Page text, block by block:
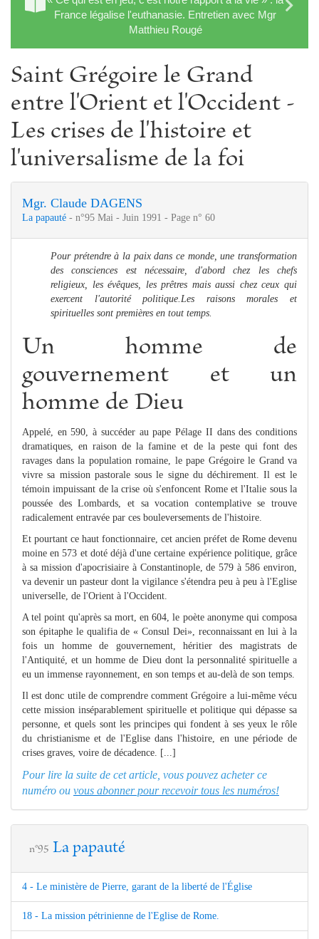
France légalise l'euthanasie. Entretien avec Mgr
Matthieu Rougé
Saint Grégoire le Grand
entre l'Orient et l'Occident -
Les crises de l'histoire et
l'universalisme de la foi
Mgr. Claude DAGENS
La papauté - n°95 Mai - Juin 1991 - Page n° 60
Pour prétendre à la paix dans ce monde, une transformation
des consciences est nécessaire, d'abord chez les chefs
religieux, les évêques, les prêtres mais aussi chez ceux qui
exercent l'autorité politique. Les raisons morales et
spirituelles sont premières en tout temps.
Un homme de
gouvernement et un
homme de Dieu
Appelé, en 590, à succéder au pape Pélage II dans des conditions
dramatiques, en raison de la famine et de la peste qui font des
ravages dans la population romaine, le pape Grégoire le Grand va
vivre sa mission pastorale sous le signe du déchirement. Il est le
témoin impuissant de la crise où s'enfoncent Rome et l'Italie sous la
poussée des Lombards, et sa vocation contemplative se trouve
radicalement entravée par ces bouleversements de l'histoire.
Et pourtant ce haut fonctionnaire, cet ancien préfet de Rome devenu
moine en 573 et doté déjà d'une certaine expérience politique, grâce
à sa mission d'apocrisiaire à Constantinople, de 579 à 586 environ,
va devenir un pasteur dont la vigilance s'étendra peu à peu à l'Eglise
universelle, de l'Orient à l'Occident.
A tel point qu'après sa mort, en 604, le poète anonyme qui composa
son épitaphe le qualifia de « Consul Dei», reconnaissant en lui à la
fois un homme de gouvernement, héritier des magistrats de
l'Antiquité, et un homme de Dieu dont la personnalité spirituelle a
eu un immense rayonnement, en son temps et au-delà de son temps.
Il est donc utile de comprendre comment Grégoire a lui-même vécu
cette mission inséparablement spirituelle et politique qui dépasse sa
personne, et quels sont les principes qui fondent à ses yeux le rôle
du christianisme et de l'Eglise dans l'histoire, en une période de
crises graves, voire de décadence. [...]
Pour lire la suite de cet article, vous pouvez acheter ce
numéro ou vous abonner pour recevoir tous les numéros!
n°95 La papauté
4 - Le ministère de Pierre, garant de la liberté de l'Église
18 - La mission pétrinienne de l'Eglise de Rome.